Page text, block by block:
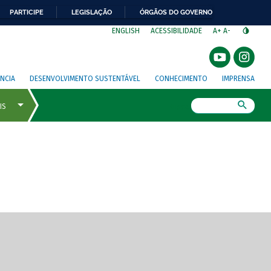
PARTICIPE LEGISLAÇÃO ÓRGÃOS DO GOVERNO
ENGLISH ACESSIBILIDADE A+ A-
DESENVOLVIMENTO SUSTENTÁVEL CONHECIMENTO IMPRENSA
de tela